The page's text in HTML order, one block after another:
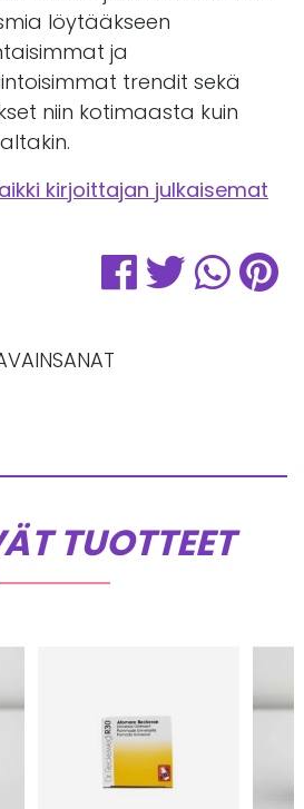
löytääkseen
ja
trendit sekä
niin kotimaasta kuin
kirjoittajan julkaisemat
TUOTTEET